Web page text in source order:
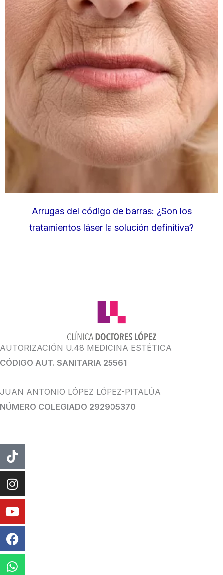
Arrugas del código de barras: ¿Son los
tratamientos láser la solución definitiva?
AUTORIZACIÓN U.48 MEDICINA ESTÉTICA
CÓDIGO AUT. SANITARIA 25561
JUAN ANTONIO LÓPEZ LÓPEZ-PITALÚA
NÚMERO COLEGIADO 292905370
Tiktok
Instagram
Youtube
Facebook
Whatsapp